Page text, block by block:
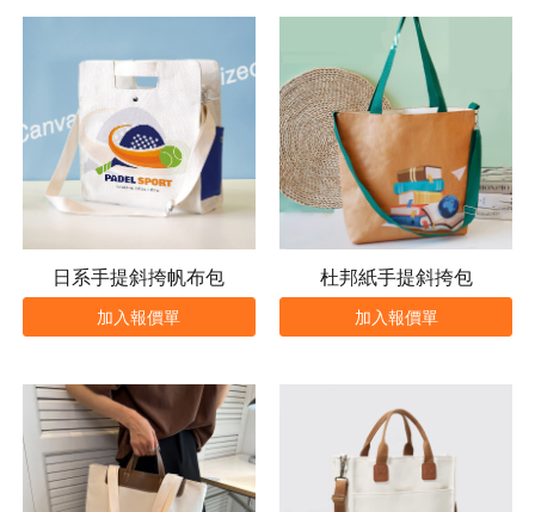
日系手提斜挎帆布包
加入報價單
杜邦紙手提斜挎包
加入報價單